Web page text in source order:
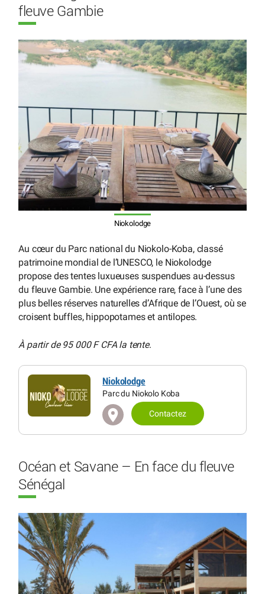
fleuve Gambie
Niokolodge
Au cœur du Parc national du Niokolo-Koba, classé
patrimoine mondial de l’UNESCO, le Niokolodge
propose des tentes luxueuses suspendues au-dessus
du fleuve Gambie. Une expérience rare, face à l’une des
plus belles réserves naturelles d’Afrique de l’Ouest, où se
croisent buffles, hippopotames et antilopes.
À partir de 95 000 F CFA la tente.
Niokolodge
Parc du Niokolo Koba
Contactez
Océan et Savane – En face du fleuve
Sénégal